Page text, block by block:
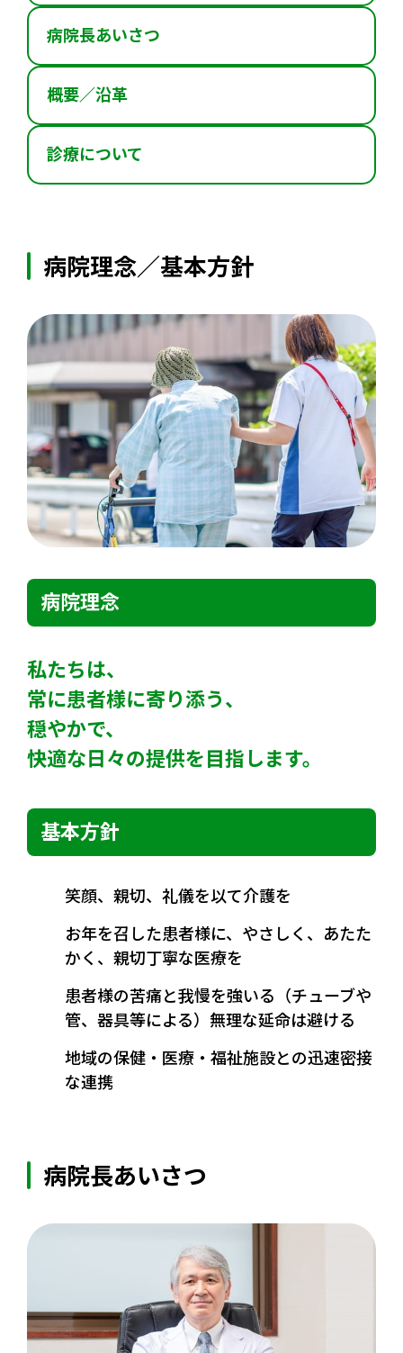
病院長あいさつ
概要／沿革
診療について
病院理念／基本方針
病院理念
私たちは、
常に患者様に寄り添う、
穏やかで、
快適な日々の提供を目指します。
基本方針
笑顔、親切、礼儀を以て介護を
お年を召した患者様に、やさしく、あたた
かく、親切丁寧な医療を
患者様の苦痛と我慢を強いる（チューブや
管、器具等による）無理な延命は避ける
地域の保健・医療・福祉施設との迅速密接
な連携
病院長あいさつ